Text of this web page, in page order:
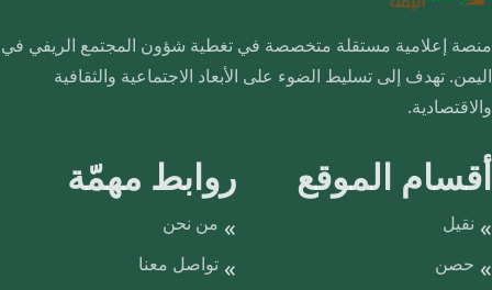
منصة إعلامية مستقلة متخصصة في تغطية شؤون المجتمع الريفي في
اليمن. تهدف إلى تسليط الضوء على الأبعاد الاجتماعية والثقافية
والاقتصادية.
أقسام الموقع
نقيل
حصن
روابط مهمّة
من نحن
تواصل معنا